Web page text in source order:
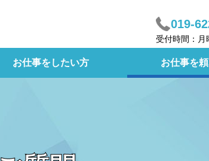
019-
受付時間：月
お仕事をしたい方 お仕事を